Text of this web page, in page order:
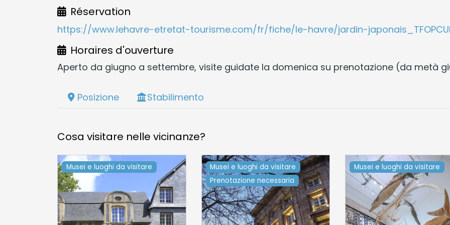
Réservation
https://www.lehavre-etretat-tourisme.com/fr/fiche/le-havre/jardin-
Horaires d'ouverture
Aperto da giugno a settembre, visite guidate la domenica su prenotazione (da metà
Posizione Stabilimento
Cosa visitare nelle vicinanze?
Musei e luoghi da visitare
Musei e luoghi da visitare
Prenotazione necessaria
Musei e luoghi da visitare